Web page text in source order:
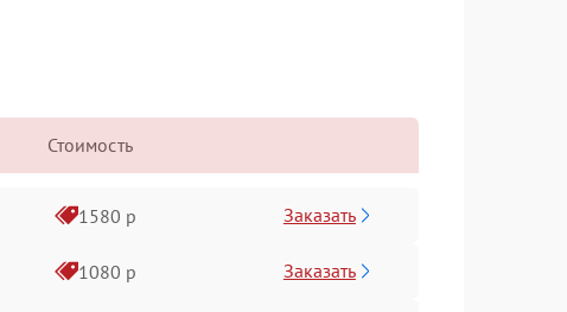
Стоимость
1580 р Заказать
1080 р Заказать